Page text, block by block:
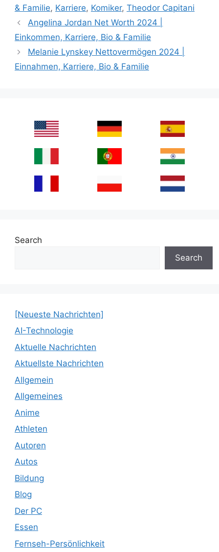
& Familie, Karriere, Komiker, Theodor Capitani
Angelina Jordan Net Worth 2024 |
Einkommen, Karriere, Bio & Familie
Melanie Lynskey Nettovermögen 2024 |
Einnahmen, Karriere, Bio & Familie
Search
Search
[Neueste Nachrichten]
AI-Technologie
Aktuelle Nachrichten
Aktuellste Nachrichten
Allgemein
Allgemeines
Anime
Athleten
Autoren
Autos
Bildung
Blog
Der PC
Essen
Fernseh-Persönlichkeit